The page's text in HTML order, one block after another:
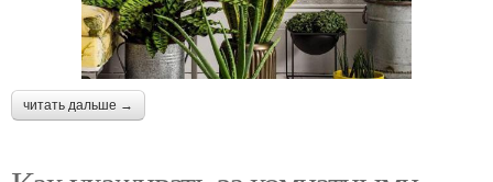
читать дальше →